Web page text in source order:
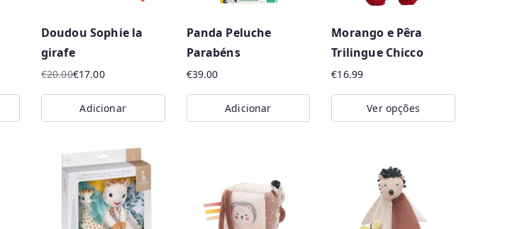
r
m
a
i
s
c
e
n
Doudou Sophie la
girafe
€20.00
O
preço
€20.00.
€17.00
O
preço
€17.00.
Adicionar
Panda Peluche
Parabéns
€39.00
Adicionar
Morango e Pêra
Trilingue Chicco
€16.99
Ver opções
variants.